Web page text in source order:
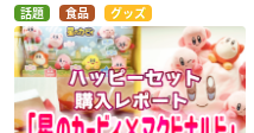
話題 食品 グッズ